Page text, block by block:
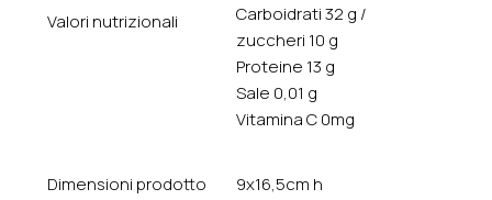
Valori nutrizionali
Carboidrati 32 g /
zuccheri 10 g
Proteine 13 g
Sale 0,01 g
Vitamina C 0mg
Dimensioni prodotto 9x16,5cm h